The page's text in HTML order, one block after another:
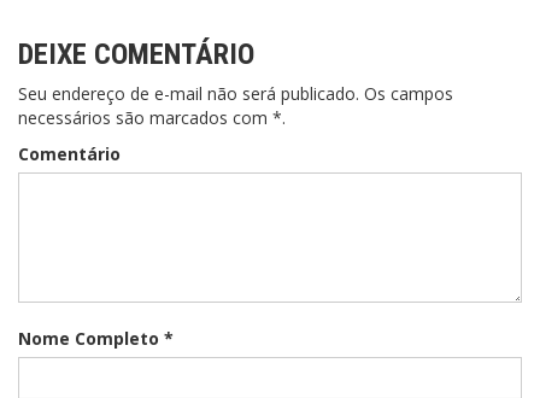
DEIXE COMENTÁRIO
Seu endereço de e-mail não será publicado. Os campos
necessários são marcados com *.
Comentário
Nome Completo *